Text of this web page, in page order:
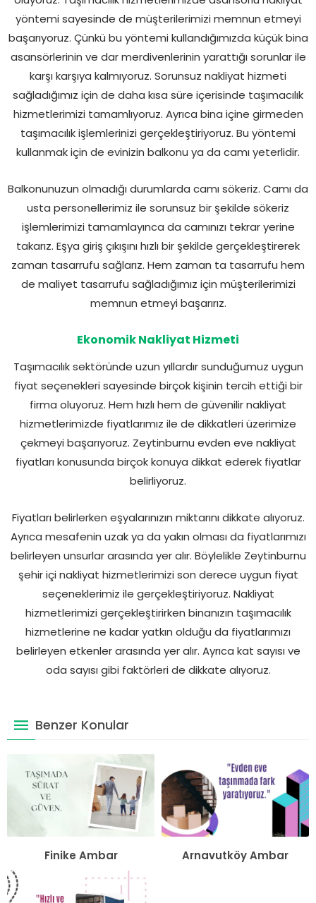
yöntemi sayesinde de müşterilerimizi memnun etmeyi
başarıyoruz. Çünkü bu yöntemi kullandığımızda küçük bina
asansörlerinin ve dar merdivenlerinin yarattığı sorunlar ile
karşı karşıya kalmıyoruz. Sorunsuz nakliyat hizmeti
sağladığımız için de daha kısa süre içerisinde taşımacılık
hizmetlerimizi tamamlıyoruz. Ayrıca bina içine girmeden
taşımacılık işlemlerinizi gerçekleştiriyoruz. Bu yöntemi
kullanmak için de evinizin balkonu ya da camı yeterlidir.
Balkonunuzun olmadığı durumlarda camı sökeriz. Camı da
usta personellerimiz ile sorunsuz bir şekilde sökeriz
işlemlerimizi tamamlayınca da camınızı tekrar yerine
takarız. Eşya giriş çıkışını hızlı bir şekilde gerçekleştirerek
zaman tasarrufu sağlarız. Hem zaman ta tasarrufu hem
de maliyet tasarrufu sağladığımız için müşterilerimizi
memnun etmeyi başarırız.
Ekonomik Nakliyat Hizmeti
Taşımacılık sektöründe uzun yıllardır sunduğumuz uygun
fiyat seçenekleri sayesinde birçok kişinin tercih ettiği bir
firma oluyoruz. Hem hızlı hem de güvenilir nakliyat
hizmetlerimizde fiyatlarımız ile de dikkatleri üzerimize
çekmeyi başarıyoruz. Zeytinburnu evden eve nakliyat
fiyatları konusunda birçok konuya dikkat ederek fiyatlar
belirliyoruz.
Fiyatları belirlerken eşyalarınızın miktarını dikkate alıyoruz.
Ayrıca mesafenin uzak ya da yakın olması da fiyatlarımızı
belirleyen unsurlar arasında yer alır. Böylelikle Zeytinburnu
şehir içi nakliyat hizmetlerimizi son derece uygun fiyat
seçeneklerimiz ile gerçekleştiriyoruz. Nakliyat
hizmetlerimizi gerçekleştirirken binanızın taşımacılık
hizmetlerine ne kadar yatkın olduğu da fiyatlarımızı
belirleyen etkenler arasında yer alır. Ayrıca kat sayısı ve
oda sayısı gibi faktörleri de dikkate alıyoruz.
Benzer Konular
Finike Ambar Arnavutköy Ambar